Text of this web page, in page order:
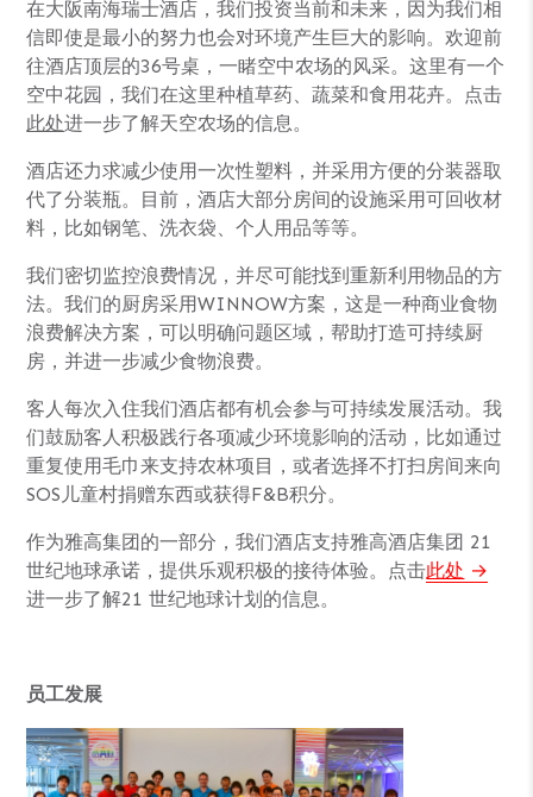
在大阪南海瑞士酒店，我们投资当前和未来，因为我们相
信即使是最小的努力也会对环境产生巨大的影响。欢迎前
往酒店顶层的36号桌，一睹空中农场的风采。这里有一个
空中花园，我们在这里种植草药、蔬菜和食用花卉。点击
此处进一步了解天空农场的信息。
酒店还力求减少使用一次性塑料，并采用方便的分装器取
代了分装瓶。目前，酒店大部分房间的设施采用可回收材
料，比如钢笔、洗衣袋、个人用品等等。
我们密切监控浪费情况，并尽可能找到重新利用物品的方
法。我们的厨房采用WINNOW方案，这是一种商业食物
浪费解决方案，可以明确问题区域，帮助打造可持续厨
房，并进一步减少食物浪费。
客人每次入住我们酒店都有机会参与可持续发展活动。我
们鼓励客人积极践行各项减少环境影响的活动，比如通过
重复使用毛巾来支持农林项目，或者选择不打扫房间来向
SOS儿童村捐赠东西或获得F&B积分。
作为雅高集团的一部分，我们酒店支持雅高酒店集团 21
世纪地球承诺，提供乐观积极的接待体验。点击此处
进一步了解21 世纪地球计划的信息。
员工发展